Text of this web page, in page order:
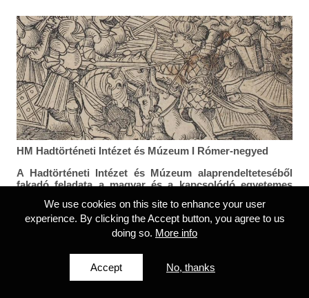
HM Hadtörténeti Intézet és Múzeum I Rómer-negyed
A Hadtörténeti Intézet és Múzeum alaprendelteteséből
fakadó feladata a magyar és a kapcsolódó egyetemes
feltérképezése, feltárása, rendszerezése
Magyarországon és külföldön egyaránt, szoros
együttműködésben a helyi múzeumokkal, szervekkel.
Az intézmény tudományos kutatásokat folytat a
hadtörténelem, valamint a kapcsolódó történettudomány
segédtudományai területén. Közzéteszi gyűjtemények és
We use cookies on this site to enhance your user
experience. By clicking the Accept button, you agree to us
doing so. More info
Accept No, thanks